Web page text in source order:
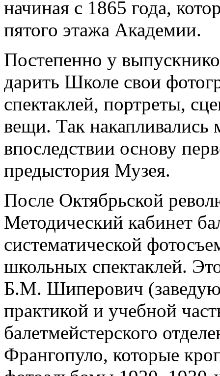
начиная с 1865 года,
пятого этажа Академии.
Постепенно у
дарить Школе свои
спектаклей, портреты,
вещи. Так
впоследствии основу
предыстория Музея.
После Октябрьской
Методический кабинет
систематической
школьных спектаклей.
Б.М. Шиперович
практикой и учебной
балетмейстерского
Франгопуло, которые